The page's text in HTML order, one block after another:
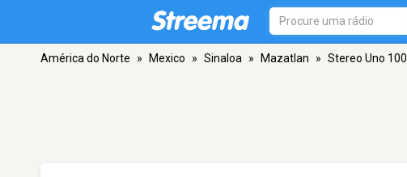
América do Norte » Mexico » Sinaloa » Mazatlan » Stereo Uno